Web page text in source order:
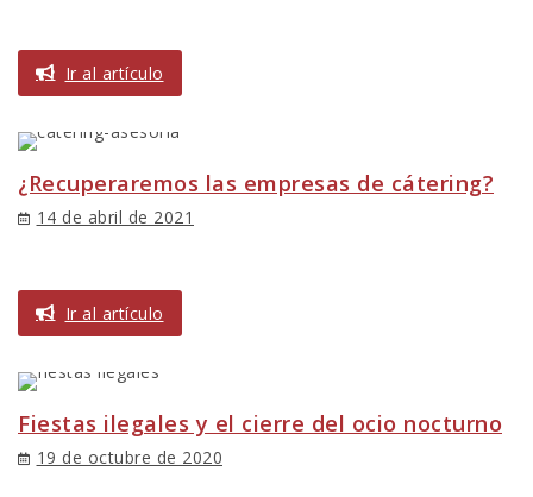
Ir al artículo
¿Recuperaremos las empresas de cátering?
14 de abril de 2021
Ir al artículo
Fiestas ilegales y el cierre del ocio nocturno
19 de octubre de 2020